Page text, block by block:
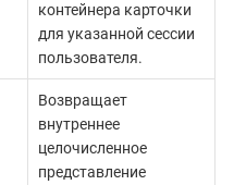
контейнера карточки
для указанной сессии
пользователя.
Возвращает
внутреннее
целочисленное
представление